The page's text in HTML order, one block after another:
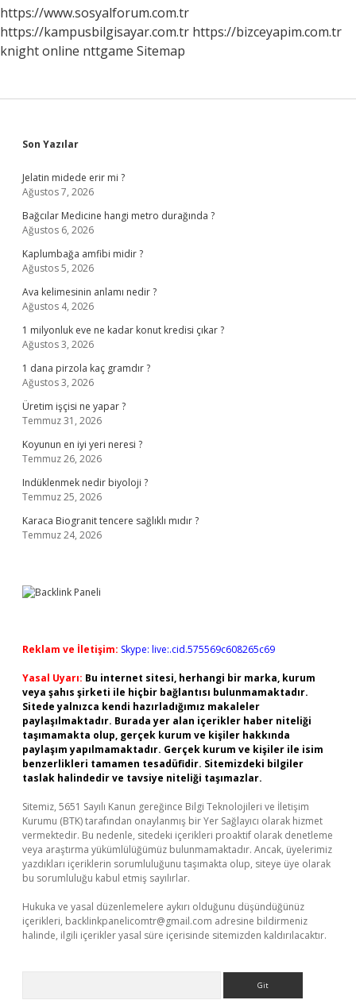
https://www.sosyalforum.com.tr
https://kampusbilgisayar.com.tr https://bizceyapim.com.tr
knight online nttgame Sitemap
Sidebar
Son Yazılar
Jelatin midede erir mi ?
Ağustos 7, 2026
Bağcılar Medicine hangi metro durağında ?
Ağustos 6, 2026
Kaplumbağa amfibi midir ?
Ağustos 5, 2026
Ava kelimesinin anlamı nedir ?
Ağustos 4, 2026
1 milyonluk eve ne kadar konut kredisi çıkar ?
Ağustos 3, 2026
1 dana pirzola kaç gramdır ?
Ağustos 3, 2026
Üretim işçisi ne yapar ?
Temmuz 31, 2026
Koyunun en iyi yeri neresi ?
Temmuz 26, 2026
Indüklenmek nedir biyoloji ?
Temmuz 25, 2026
Karaca Biogranit tencere sağlıklı mıdır ?
Temmuz 24, 2026
Reklam ve İletişim: Skype: live:.cid.575569c608265c69
Yasal Uyarı: Bu internet sitesi, herhangi bir marka, kurum
veya şahıs şirketi ile hiçbir bağlantısı bulunmamaktadır.
Sitede yalnızca kendi hazırladığımız makaleler
paylaşılmaktadır. Burada yer alan içerikler haber niteliği
taşımamakta olup, gerçek kurum ve kişiler hakkında
paylaşım yapılmamaktadır. Gerçek kurum ve kişiler ile isim
benzerlikleri tamamen tesadüfidir. Sitemizdeki bilgiler
taslak halindedir ve tavsiye niteliği taşımazlar.
Sitemiz, 5651 Sayılı Kanun gereğince Bilgi Teknolojileri ve İletişim
Kurumu (BTK) tarafından onaylanmış bir Yer Sağlayıcı olarak hizmet
vermektedir. Bu nedenle, sitedeki içerikleri proaktif olarak denetleme
veya araştırma yükümlülüğümüz bulunmamaktadır. Ancak, üyelerimiz
yazdıkları içeriklerin sorumluluğunu taşımakta olup, siteye üye olarak
bu sorumluluğu kabul etmiş sayılırlar.
Hukuka ve yasal düzenlemelere aykırı olduğunu düşündüğünüz
içerikleri, backlinkpanelicomtr@gmail.com adresine bildirmeniz
halinde, ilgili içerikler yasal süre içerisinde sitemizden kaldırılacaktır.